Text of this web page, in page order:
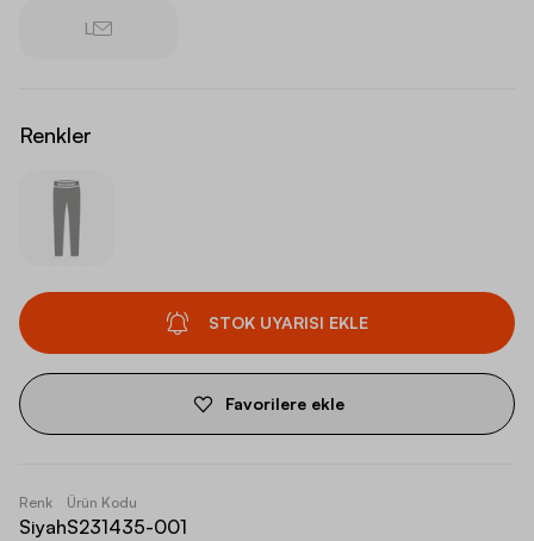
L
Renkler
STOK UYARISI EKLE
Favorilere ekle
Renk
Siyah
Ürün Kodu
S231435-001